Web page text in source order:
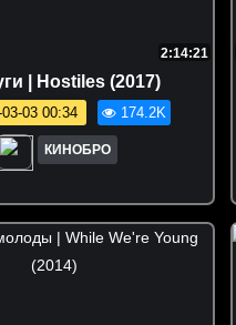
2:14:21
| Hostiles (2017)
03-03 00:34 174.2K
КИНОБРО